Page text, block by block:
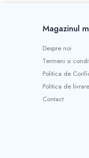
Magazinul
Despre noi
Termeni si
Politica de
Politica de livrare
Contact